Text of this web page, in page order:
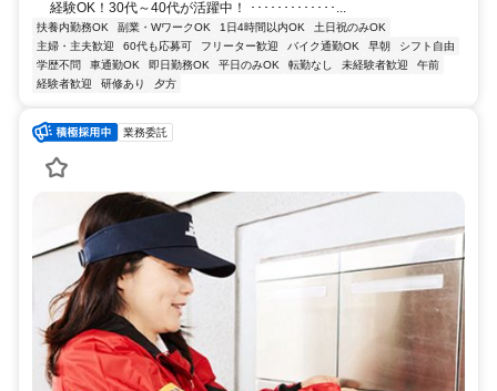
経験OK！30代～40代が活躍中！ ･････････････...
扶養内勤務OK 副業・WワークOK 1日4時間以内OK
土日祝のみOK
主婦・主夫歓迎
60代も応募可 フリーター歓迎 バイク通勤OK 早朝
シフト自由
学歴不問
車通勤OK 即日勤務OK 平日のみOK 転勤なし 未経験者歓迎
午前
経験者歓迎
研修あり 夕方
業務委託